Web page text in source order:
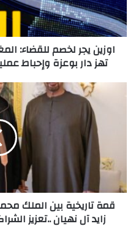
مدغشقر
..
جريمة
المخدرات
اوزين يجر لخصم للقضاء:
تهز دار بوعزة وإحباط
السادس
محمد
قمة تاريخية بين الملك
زايد آل نهيان ..تعزيز